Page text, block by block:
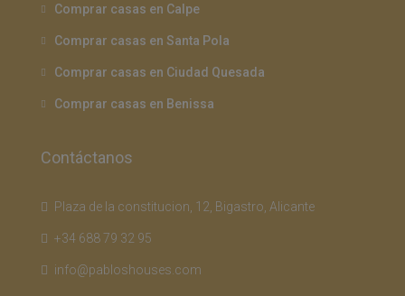
Comprar casas en Calpe
Comprar casas en Santa Pola
Comprar casas en Ciudad Quesada
Comprar casas en Benissa
Contáctanos
Plaza de la constitucion, 12, Bigastro, Alicante
+34 688 79 32 95
info@pabloshouses.com